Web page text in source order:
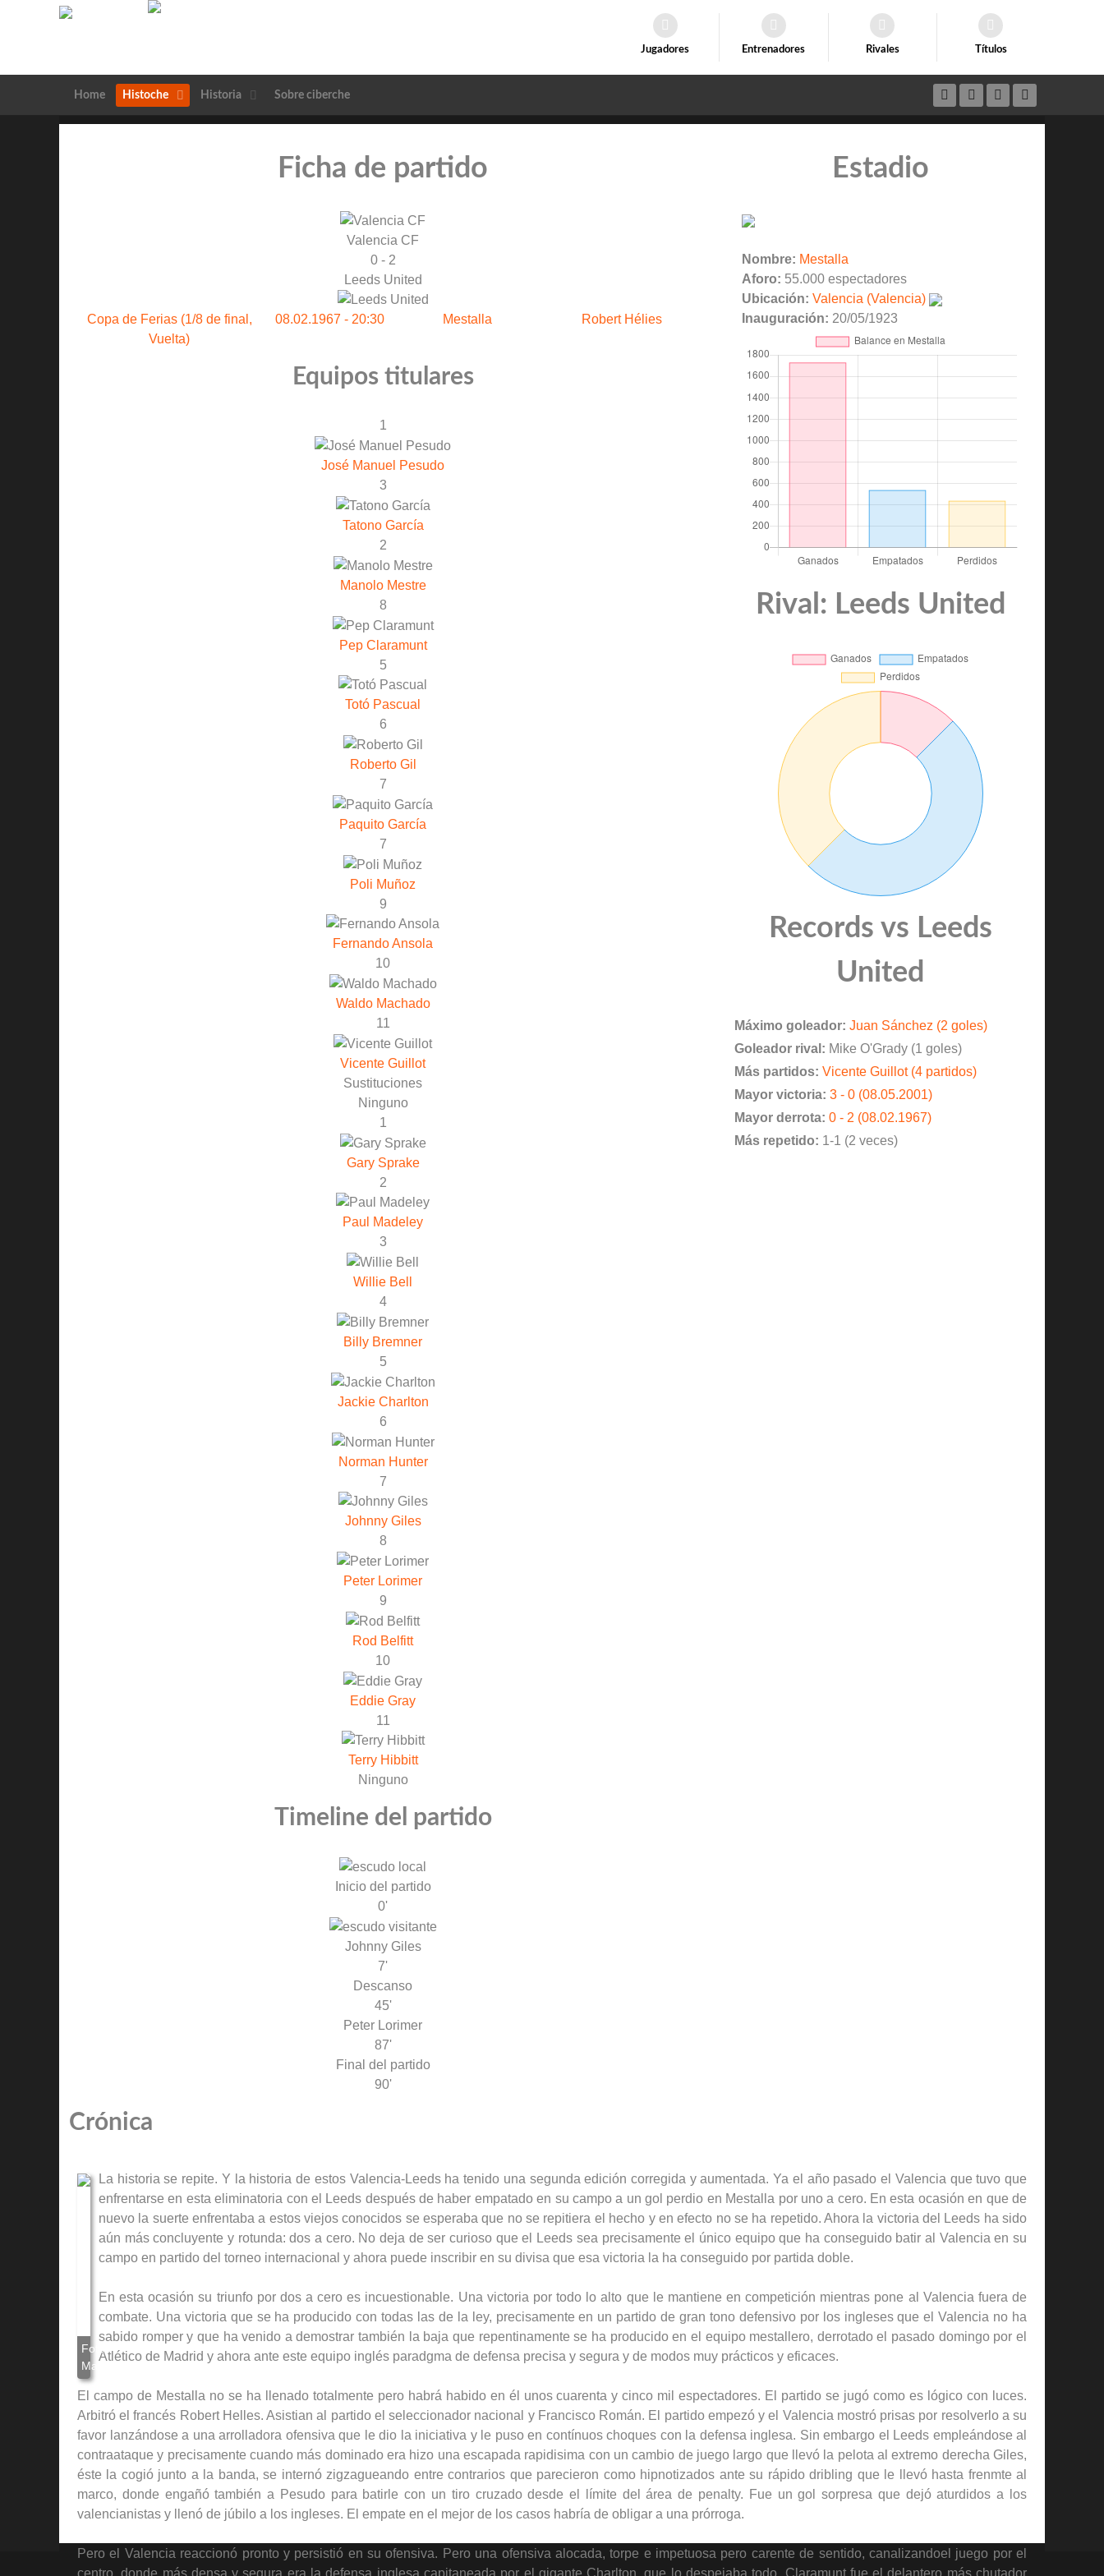
Jugadores Entrenadores Rivales Títulos
Home Histoche Historia Sobre ciberche
Ficha de partido
Valencia CF
0 - 2
Leeds United
Copa de Ferias (1/8 de final,
Vuelta)
08.02.1967 - 20:30 Mestalla Robert Hélies
Equipos titulares
1
José Manuel Pesudo
3
Tatono García
2
Manolo Mestre
8
Pep Claramunt
5
Totó Pascual
6
Roberto Gil
7
Paquito García
7
Poli Muñoz
9
Fernando Ansola
10
Waldo Machado
11
Vicente Guillot
Sustituciones
Ninguno
1
Gary Sprake
2
Paul Madeley
3
Willie Bell
4
Billy Bremner
5
Jackie Charlton
6
Norman Hunter
7
Johnny Giles
8
Peter Lorimer
9
Rod Belfitt
10
Eddie Gray
11
Terry Hibbitt
Ninguno
Timeline del partido
Inicio del partido
0'
Johnny Giles
7'
Descanso
45'
Peter Lorimer
87'
Final del partido
90'
Estadio
Nombre: Mestalla
Aforo: 55.000 espectadores
Ubicación: Valencia (Valencia)
Inauguración: 20/05/1923
Rival: Leeds United
Records vs Leeds
United
Máximo goleador: Juan Sánchez (2 goles)
Goleador rival: Mike O'Grady (1 goles)
Más partidos: Vicente Guillot (4 partidos)
Mayor victoria: 3 - 0 (08.05.2001)
Mayor derrota: 0 - 2 (08.02.1967)
Más repetido: 1-1 (2 veces)
Crónica
La historia se repite. Y la historia de estos Valencia-Leeds ha tenido una segunda edición corregida y aumentada. Ya el año pasado el Valencia que tuvo que
enfrentarse en esta eliminatoria con el Leeds después de haber empatado en su campo a un gol perdio en Mestalla por uno a cero. En esta ocasión en que de
nuevo la suerte enfrentaba a estos viejos conocidos se esperaba que no se repitiera el hecho y en efecto no se ha repetido. Ahora la victoria del Leeds ha sido
aún más concluyente y rotunda: dos a cero. No deja de ser curioso que el Leeds sea precisamente el único equipo que ha conseguido batir al Valencia en su
campo en partido del torneo internacional y ahora puede inscribir en su divisa que esa victoria la ha conseguido por partida doble.
En esta ocasión su triunfo por dos a cero es incuestionable. Una victoria por todo lo alto que le mantiene en competición mientras pone al Valencia fuera de
combate. Una victoria que se ha producido con todas las de la ley, precisamente en un partido de gran tono defensivo por los ingleses que el Valencia no ha
sabido romper y que ha venido a demostrar también la baja que repentinamente se ha producido en el equipo mestallero, derrotado el pasado domingo por el
Atlético de Madrid y ahora ante este equipo inglés paradgma de defensa precisa y segura y de modos muy prácticos y eficaces.
El campo de Mestalla no se ha llenado totalmente pero habrá habido en él unos cuarenta y cinco mil espectadores. El partido se jugó como es lógico con luces.
Arbitró el francés Robert Helles. Asistian al partido el seleccionador nacional y Francisco Román. El partido empezó y el Valencia mostró prisas por resolverlo a su
favor lanzándose a una arrolladora ofensiva que le dio la iniciativa y le puso en contínuos choques con la defensa inglesa. Sin embargo el Leeds empleándose al
contraataque y precisamente cuando más dominado era hizo una escapada rapidisima con un cambio de juego largo que llevó la pelota al extremo derecha Giles,
éste la cogió junto a la banda, se internó zigzagueando entre contrarios que parecieron como hipnotizados ante su rápido dribling que le llevó hasta frenmte al
marco, donde engañó también a Pesudo para batirle con un tiro cruzado desde el límite del área de penalty. Fue un gol sorpresa que dejó aturdidos a los
valencianistas y llenó de júbilo a los ingleses. El empate en el mejor de los casos habría de obligar a una prórroga.
Pero el Valencia reaccionó pronto y persistió en su ofensiva. Pero una ofensiva alocada, torpe e impetuosa pero carente de sentido, canalizandoel juego por el
centro, donde más densa y segura era la defensa inglesa capitaneada por el gigante Charlton, que lo despejaba todo. Claramunt fue el delantero más chutador